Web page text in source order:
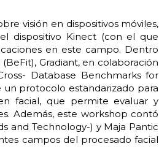
visión en dispositivos móviles,
dispositivo Kinect (con el que
en este campo. Dentro
Gradiant, en colaboración
Database Benchmarks for
un protocolo estandarizado para
facial, que permite evaluar y
Además, este workshop contó
and Technology-) y Maja Pantic
campos del procesado facial